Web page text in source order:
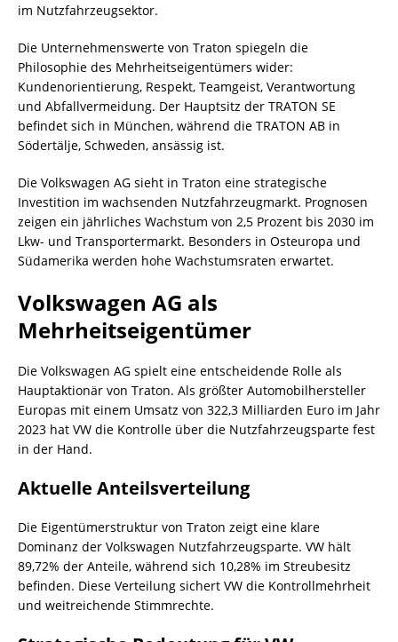
im Nutzfahrzeugsektor.
Die Unternehmenswerte von Traton spiegeln die
Philosophie des Mehrheitseigentümers wider:
Kundenorientierung, Respekt, Teamgeist, Verantwortung
und Abfallvermeidung. Der Hauptsitz der TRATON SE
befindet sich in München, während die TRATON AB in
Södertälje, Schweden, ansässig ist.
Die Volkswagen AG sieht in Traton eine strategische
Investition im wachsenden Nutzfahrzeugmarkt. Prognosen
zeigen ein jährliches Wachstum von 2,5 Prozent bis 2030 im
Lkw- und Transportermarkt. Besonders in Osteuropa und
Südamerika werden hohe Wachstumsraten erwartet.
Volkswagen AG als
Mehrheitseigentümer
Die Volkswagen AG spielt eine entscheidende Rolle als
Hauptaktionär von Traton. Als größter Automobilhersteller
Europas mit einem Umsatz von 322,3 Milliarden Euro im Jahr
2023 hat VW die Kontrolle über die Nutzfahrzeugsparte fest
in der Hand.
Aktuelle Anteilsverteilung
Die Eigentümerstruktur von Traton zeigt eine klare
Dominanz der Volkswagen Nutzfahrzeugsparte. VW hält
89,72% der Anteile, während sich 10,28% im Streubesitz
befinden. Diese Verteilung sichert VW die Kontrollmehrheit
und weitreichende Stimmrechte.